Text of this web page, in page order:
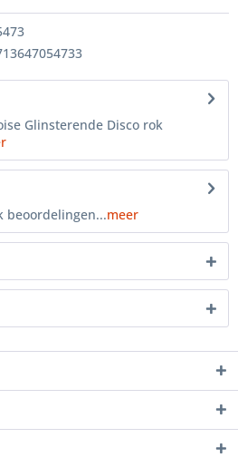
Glinsterende Disco rok
beoordelingen...meer